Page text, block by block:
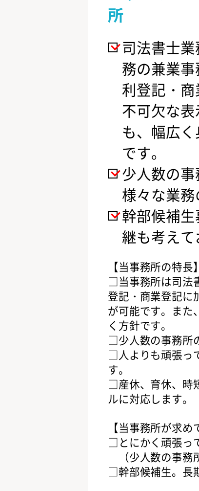
所
司法書士
務の兼業
利登記・
不可欠な
も、幅広
です。
少人数の
様々な業務
幹部候補
継も考えて
【当事務所の特長】
□当事務所は司法
登記・商業登記に
が可能です。また
く方針です。
□少人数の事務所
□人よりも頑張っ
す。
□産休、育休、時
ルに対応します。
【当事務所が求め
□とにかく頑張っ
（少人数の事務
□幹部候補生。長